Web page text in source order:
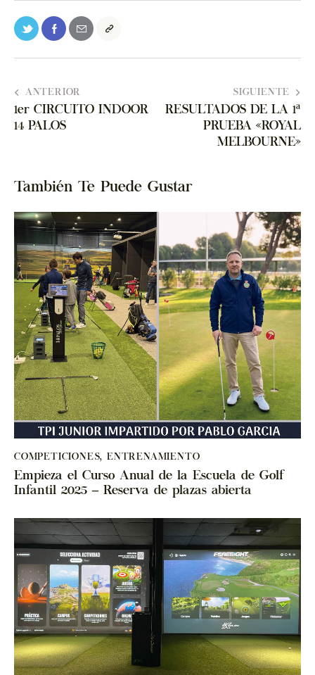
ANTERIOR
1er CIRCUITO INDOOR
14 PALOS
SIGUIENTE
RESULTADOS DE LA 1ª
PRUEBA «ROYAL
MELBOURNE»
También Te Puede Gustar
COMPETICIONES,ENTRENAMIENTO
Empieza el Curso Anual de la Escuela de Golf
Infantil 2025 – Reserva de plazas abierta